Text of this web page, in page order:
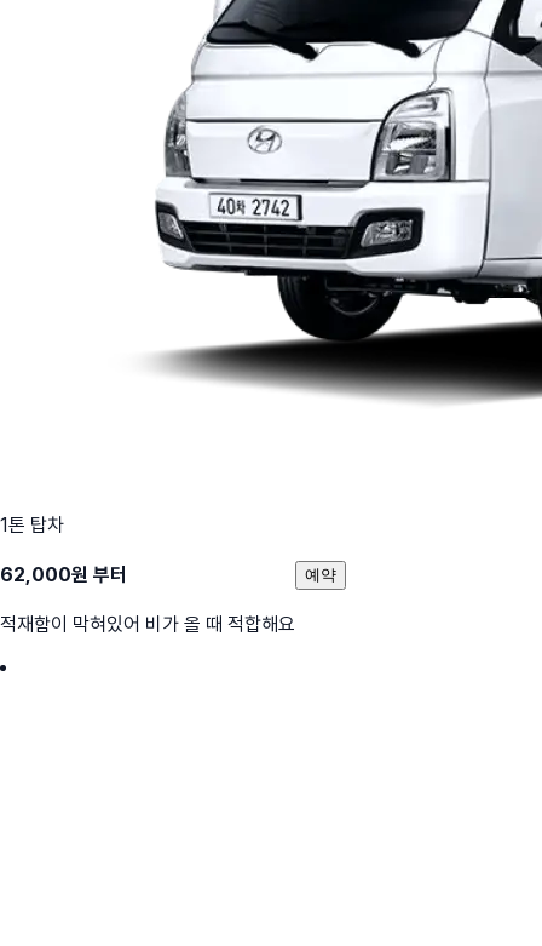
1톤 탑차
62,000원 부터
적재함이 막혀있어 비가 올 때 적합해요
예약